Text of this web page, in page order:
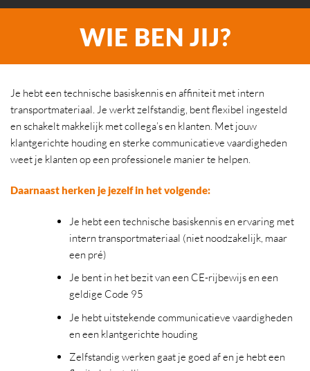
WIE BEN JIJ?
Je hebt een technische basiskennis en affiniteit met intern
transportmateriaal. Je werkt zelfstandig, bent flexibel ingesteld
en schakelt makkelijk met collega’s en klanten. Met jouw
klantgerichte houding en sterke communicatieve vaardigheden
weet je klanten op een professionele manier te helpen.
Daarnaast herken je jezelf in het volgende:
Je hebt een technische basiskennis en ervaring met
intern transportmateriaal (niet noodzakelijk, maar
een pré)
Je bent in het bezit van een CE-rijbewijs en een
geldige Code 95
Je hebt uitstekende communicatieve vaardigheden
en een klantgerichte houding
Zelfstandig werken gaat je goed af en je hebt een